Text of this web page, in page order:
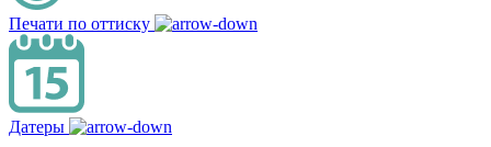
Печати по оттиску
Датеры